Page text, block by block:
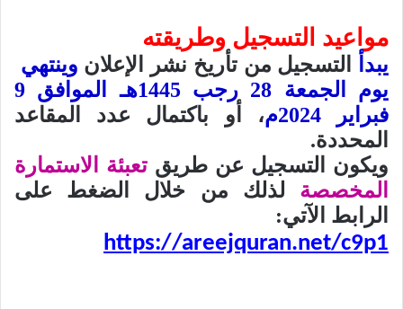
مواعيد التسجيل وطريقته
يبدأ التسجيل من تأريخ نشر الإعلان وينتهي
يوم الجمعة 28 رجب 1445هـ الموافق 9
فبراير 2024م
، أو باكتمال عدد المقاعد
المحددة.
ويكون التسجيل عن طريق تعبئة الاستمارة
المخصصة لذلك من خلال الضغط على
الرابط الآتي:
https://areejquran.net/c9p1